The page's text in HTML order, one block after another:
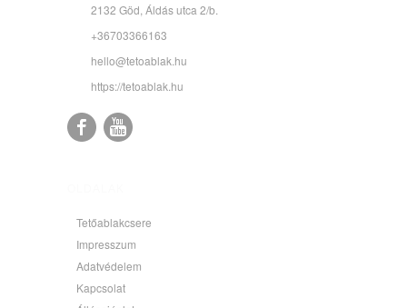
2132 Göd, Áldás utca 2/b.
+36703366163
hello@tetoablak.hu
https://tetoablak.hu
Tetőablakcsere
Impresszum
Adatvédelem
Kapcsolat